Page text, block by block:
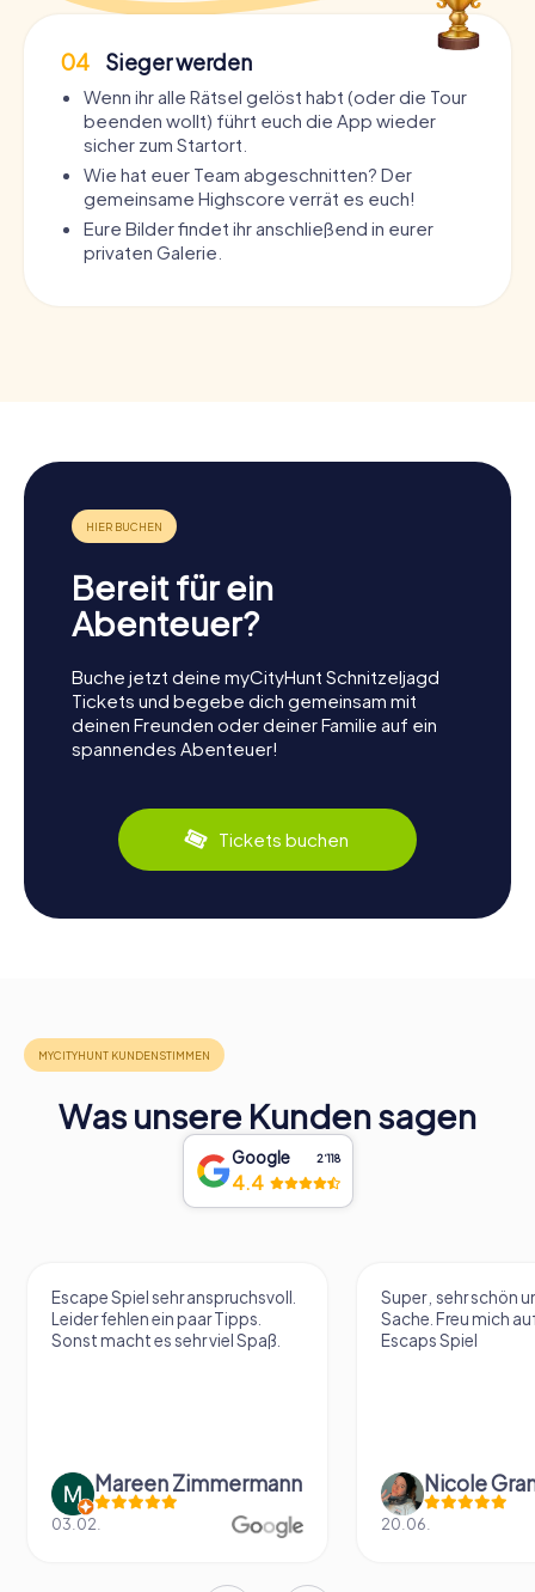
04 Sieger werden
Wenn ihr alle Rätsel gelöst habt (oder die Tour
beenden wollt) führt euch die App wieder
sicher zum Startort.
Wie hat euer Team abgeschnitten? Der
gemeinsame Highscore verrät es euch!
Eure Bilder findet ihr anschließend in eurer
privaten Galerie.
Bereit für ein
Abenteuer?
Buche jetzt deine myCityHunt Schnitzeljagd
Tickets und begebe dich gemeinsam mit
deinen Freunden oder deiner Familie auf ein
spannendes Abenteuer!
Tickets buchen
Was unsere Kunden sagen
Google 2‘118
4.4
Escape Spiel sehr anspruchsvoll.
Leider fehlen ein paar Tipps.
Sonst macht es sehr viel Spaß.
Mareen Zimmermann
03.02.
Super , sehr schön
Sache. Freu mich
Escaps Spiel
Nicole
20.06.